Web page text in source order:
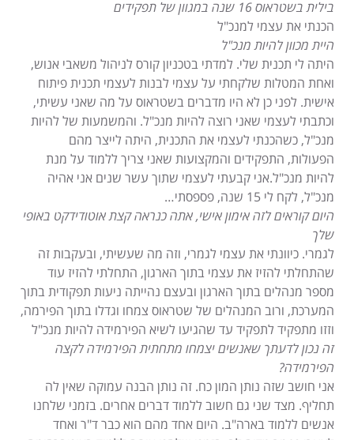
בילית בשטראוס 16 שנה במגוון של תפקידים
הכנתי את עצמי למנכ"ל
היית מכוון להיות מנכ"ל
היתה לי תכנית שלי. למדתי בטכניון קורס לניהול משאבי אנוש,
ואחת המטלות שלקחתי על עצמי לבנות לעצמי תכנית פיתוח
אישית. לפני כן לא היו מדברים בשטראוס על מה שאני עשיתי,
וכתבתי לעצמי שאני רוצה להיות מנכ"ל. והמשמעות של להיות
מנכ"ל, כשהכנתי לעצמי את התכנית, היתה לייצר מהם
הפעולות, התפקידים והמקצועות שאני צריך ללמוד על מנת
להיות מנכ"ל.אני קבעתי לעצמי שתוך עשר שנים אני אהיה
מנכ"ל, לקח לי 15 שנה, פספסתי…
היום קוראים לזה אימון אישי, אתה כנראה קצת אוטודידקט באופי
שלך
לגמרי. כיוונתי את עצמי לגמרי, וזה מה שעשיתי, ובעקבות זה
שהתחלתי להזיז את עצמי בתוך הארגון, התחלתי להזיז עוד
מספר מנהלים בתוך הארגון ובעצם נהייתה ניעות תפקודית בתוך
המערכת, ורוב המנהלים של שטראוס צמחו וגדלו בתוך הפירמה,
וזזו מתפקיד לתפקיד עד שהגיעו לשיא הפירמידה להיות מנכ"ל
זה נכון לדעתך שאנשים יצמחו מתחתית הפירמידה לקצה
הפירמידה?
אני חושב שזה נותן המון כח. זה נותן הבנה עמוקה שאין לה
תחליף. מצד שני גם חשוב ללמוד דברים אחרים. בזמני שלחנו
אנשים ללמוד בארה"ב. היום אחד מהם הוא כבר ד"ר ואחד